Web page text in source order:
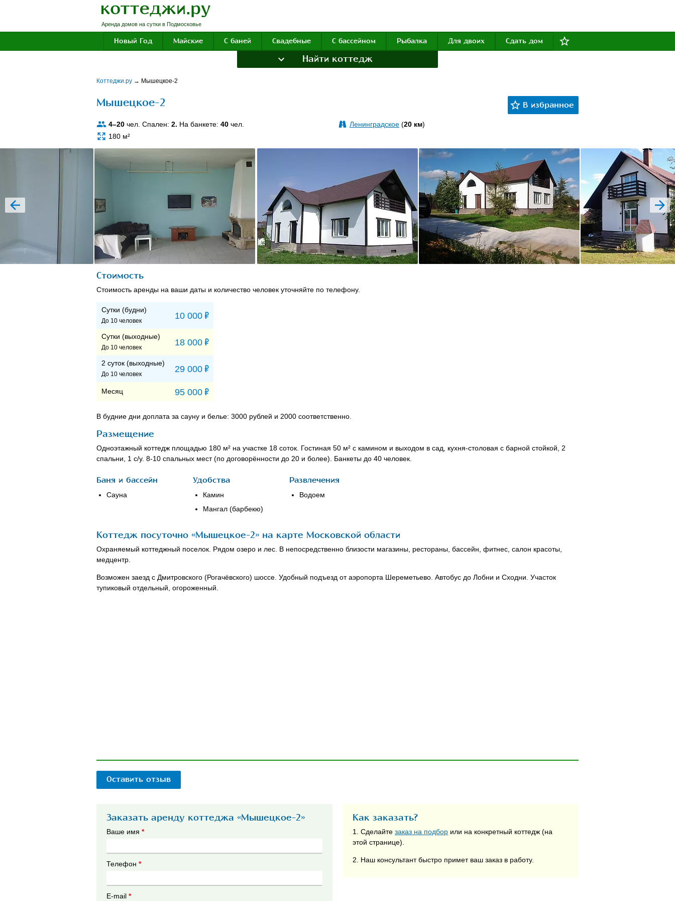
Аренда домов на сутки в Подмосковье
Новый Год Майские С баней Свадебные С бассейном Рыбалка Для двоих Сдать дом
Найти коттедж
Коттеджи.ру → Мышецкое-2
Мышецкое-2
4–20 чел. Спален: 2. На банкете: 40 чел. Ленинградское (20 км)
180 м²
next
Стоимость
Стоимость аренды на ваши даты и количество человек уточняйте по телефону.
Сутки (будни)
До 10 человек 10 000Р
Сутки (выходные)
До 10 человек 18 000Р
2 суток (выходные)
До 10 человек 29 000Р
Месяц 95 000Р
В будние дни доплата за сауну и белье: 3000 рублей и 2000 соответственно.
Размещение
Одноэтажный коттедж площадью 180 м² на участке 18 соток. Гостиная 50 м² с камином и выходом в сад, кухня-столовая с барной стойкой, 2
спальни, 1 с/у. 8-10 спальных мест (по договорённости до 20 и более). Банкеты до 40 человек.
Баня и бассейн
Сауна
Удобства
Камин
Мангал (барбекю)
Развлечения
Водоем
Коттедж посуточно «Мышецкое-2» на карте Московской области
Охраняемый коттеджный поселок. Рядом озеро и лес. В непосредственно близости магазины, рестораны, бассейн, фитнес, салон красоты,
медцентр.
Возможен заезд с Дмитровского (Рогачёвского) шоссе. Удобный подъезд от аэропорта Шереметьево. Автобус до Лобни и Сходни. Участок
тупиковый отдельный, огороженный.
Оставить отзыв
Как заказать?
1. Сделайте заказ на подбор или на конкретный коттедж (на
этой странице).
2. Наш консультант быстро примет ваш заказ в работу.
Заказать аренду коттеджа «Мышецкое-2»
Ваше имя *
Телефон *
E-mail *